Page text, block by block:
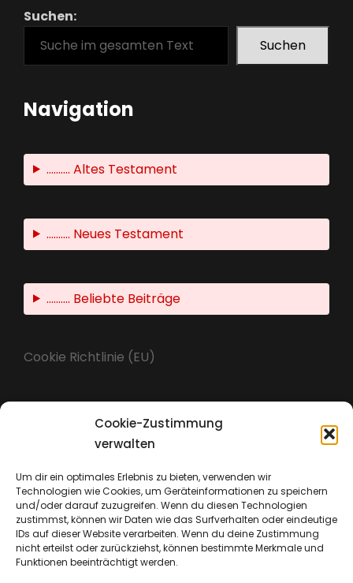
Cookie-Zustimmung
verwalten
Um dir ein optimales Erlebnis zu bieten, verwenden wir
Technologien wie Cookies, um Geräteinformationen zu speichern
und/oder darauf zuzugreifen. Wenn du diesen Technologien
zustimmst, können wir Daten wie das Surfverhalten oder eindeutige
IDs auf dieser Website verarbeiten. Wenn du deine Zustimmung
nicht erteilst oder zurückziehst, können bestimmte Merkmale und
Funktionen beeinträchtigt werden.
Suchen:
Suchen
Navigation
.......... Altes Testament
.......... Neues Testament
.......... Beliebte Beiträge
Cookie Richtlinie (EU)
Datenschutz